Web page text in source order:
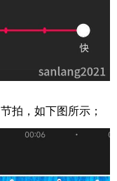
拍，如下图所示；